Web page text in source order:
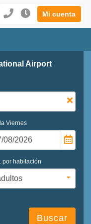
Mi cuenta
Airport
Viernes
por habitación
Buscar